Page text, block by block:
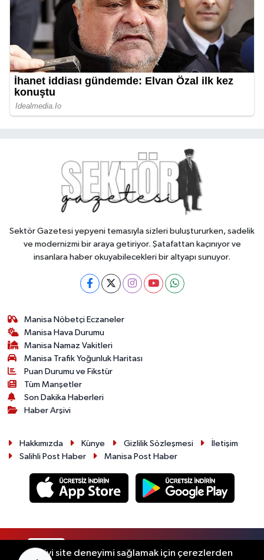
Sektör Gazetesi yepyeni temasıyla sizleri buluştururken, sadelik
ve modernizmi bir araya getiriyor. Şatafattan kaçınıyor ve
insanlara haber okuyabilecekleri bir altyapı sunuyor.
Manisa Nöbetçi Eczaneler
Manisa Hava Durumu
Manisa Namaz Vakitleri
Manisa Trafik Yoğunluk Haritası
Puan Durumu ve Fikstür
Tüm Manşetler
Son Dakika Haberleri
Haber Arşivi
Hakkımızda Künye Gizlilik Sözleşmesi
İletişim
Salihli Post Haber
Manisa Post Haber
En iyi site deneyimi sağlamak için çerezlerden